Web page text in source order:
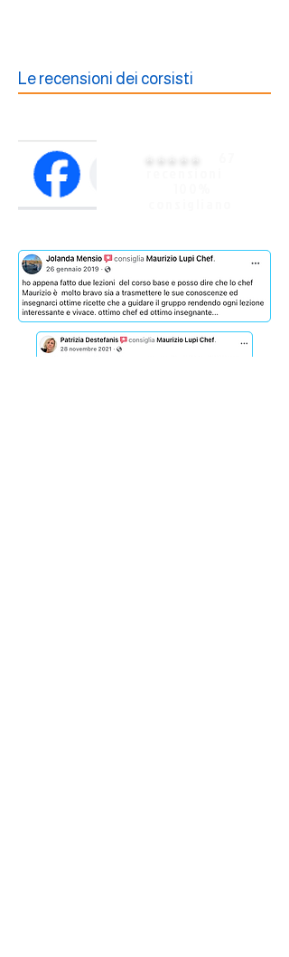
Le recensioni dei corsisti
⭐️⭐️⭐️⭐️⭐️